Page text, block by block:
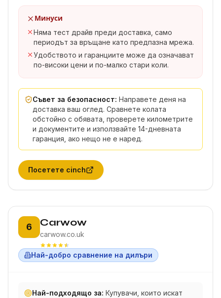
Минуси
Няма тест драйв преди доставка, само
периодът за връщане като предпазна мрежа.
Удобството и гаранциите може да означават
по-високи цени и по-малко стари коли.
Съвет за безопасност: Направете деня на
доставка ваш оглед. Сравнете колата
обстойно с обявата, проверете километрите
и документите и използвайте 14-дневната
гаранция, ако нещо не е наред.
Посетете cinch
6 Позиция 6:
Carwow
carwow.co.uk
Най-добро сравнение на дилъри
Най-подходящо за: Купувачи, които искат